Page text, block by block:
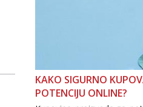
KAKO SIGURNO
POTENCIJU ONLINE?